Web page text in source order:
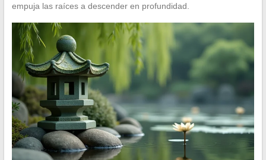
empuja las raíces a descender en profundidad.